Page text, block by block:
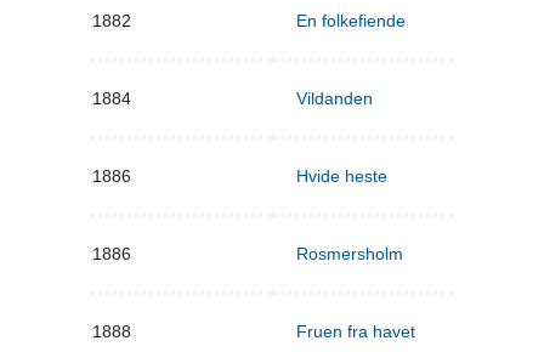
1882 En folkefiende
1884 Vildanden
1886 Hvide heste
1886 Rosmersholm
1888 Fruen fra havet